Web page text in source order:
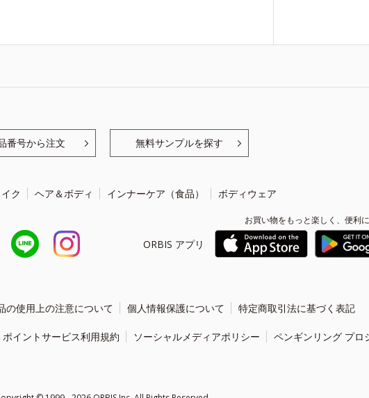
番号から注文 無料サンプルを探す
ク ヘア＆ボディ インナーケア（食品） ボディウェア
ORBIS アプリ
お買い物をもっと楽しく、便利に
の使用上の注意について 個人情報保護について 特定商取引法に基づく表記
ポイントサービス利用規約 ソーシャルメディアポリシー ペンギンリング プロ